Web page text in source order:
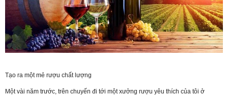
Tạo ra một mẻ rượu chất lượng
Một vài năm trước, trên chuyến đi tới một xưởng rượu yêu thích của tôi ở